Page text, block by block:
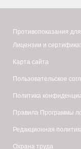
Противопоказания
Лицензии и
Карта сайта
Пользовательское
Политика
Правила Программы
Редакционная
Охрана труда